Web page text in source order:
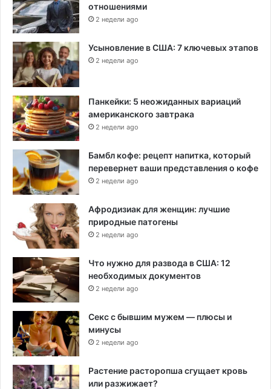
отношениями
2 недели ago
Усыновление в США: 7 ключевых этапов
2 недели ago
Панкейки: 5 неожиданных вариаций
американского завтрака
2 недели ago
Бамбл кофе: рецепт напитка, который
перевернет ваши представления о кофе
2 недели ago
Афродизиак для женщин: лучшие
природные патогены
2 недели ago
Что нужно для развода в США: 12
необходимых документов
2 недели ago
Секс с бывшим мужем — плюсы и
минусы
2 недели ago
Растение расторопша сгущает кровь
или разжижает?